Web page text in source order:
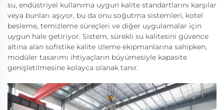
su, endüstriyel kullanıma uygun kalite standartlarını karşılar
veya bunları aşıyor, bu da onu soğutma sistemleri, kotel
besleme, temizleme süreçleri ve diğer uygulamalar için
uygun hale getiriyor. Sistem, sürekli su kalitesini güvence
altına alan sofistike kalite izleme ekipmanlarına sahipken,
modüler tasarımı ihtiyaçların büyümesiyle kapasite
genişletilmesine kolayca olanak tanır.